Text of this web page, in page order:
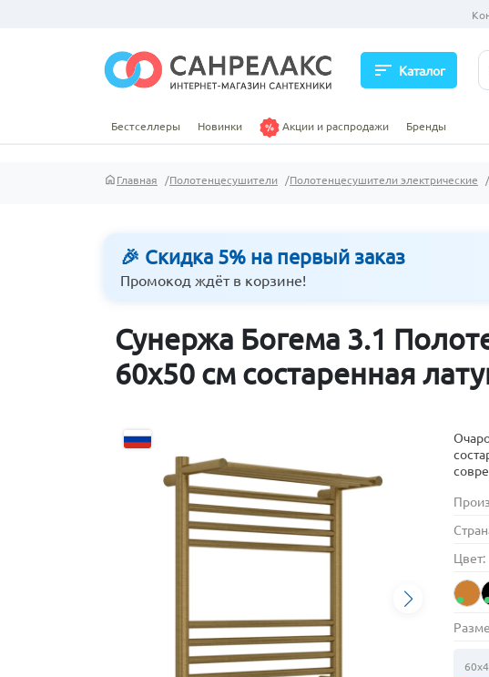
sort Каталог
Бестселлеры Новинки Акции и распродажи Бренды
Главная Полотенцесушители Полотенцесушители электрические
🎉 Скидка 5% на первый заказ
Промокод ждёт в корзине!
Сунержа Богема 3.1
60х50 см состаренная
Цвет: